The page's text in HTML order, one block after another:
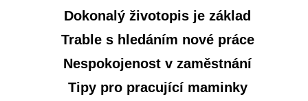
Dokonalý životopis je základ
Trable s hledáním nové práce
Nespokojenost v zaměstnání
Tipy pro pracující maminky